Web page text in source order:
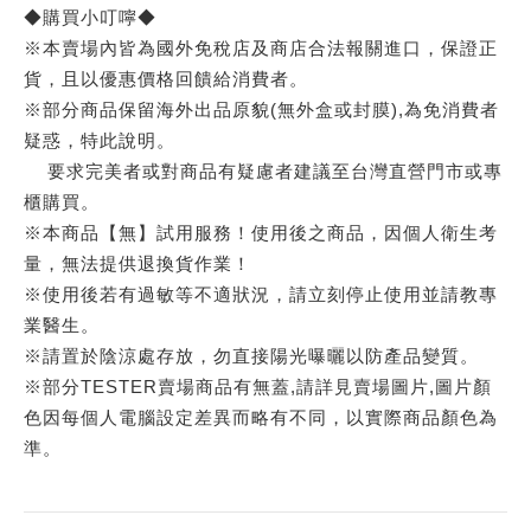
◆購買小叮嚀◆
※本賣場內皆為國外免稅店及商店合法報關進口，保證正
貨，且以優惠價格回饋給消費者。
※部分商品保留海外出品原貌(無外盒或封膜),為免消費者
疑惑，特此說明。
要求完美者或對商品有疑慮者建議至台灣直營門市或專
櫃購買。
※本商品【無】試用服務！使用後之商品，因個人衛生考
量，無法提供退換貨作業！
※使用後若有過敏等不適狀況，請立刻停止使用並請教專
業醫生。
※請置於陰涼處存放，勿直接陽光曝曬以防產品變質。
※部分TESTER賣場商品有無蓋,請詳見賣場圖片,圖片顏
色因每個人電腦設定差異而略有不同，以實際商品顏色為
準。